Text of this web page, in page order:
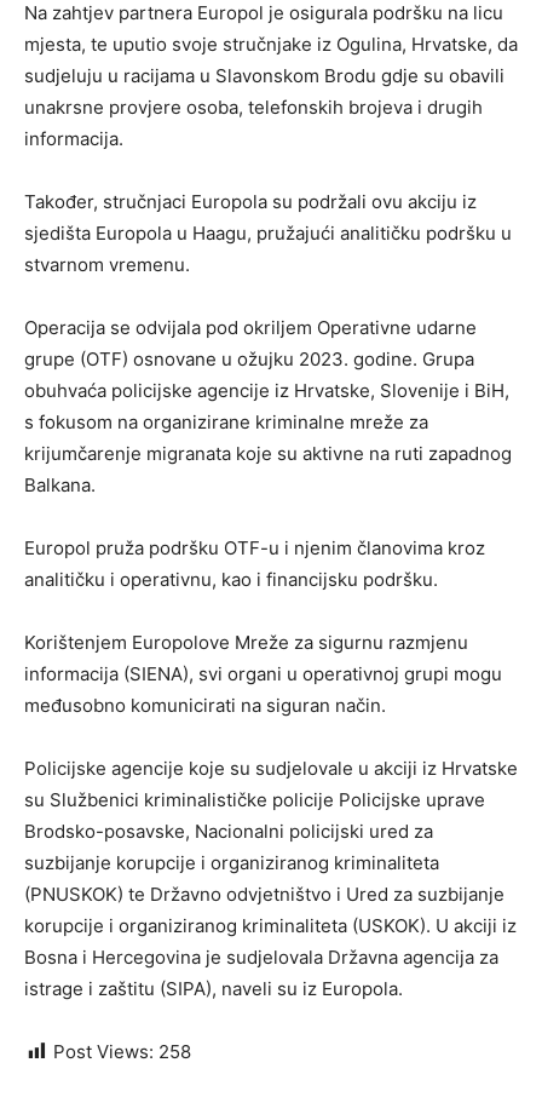
Na zahtjev partnera Europol je osigurala podršku na licu
mjesta, te uputio svoje stručnjake iz Ogulina, Hrvatske, da
sudjeluju u racijama u Slavonskom Brodu gdje su obavili
unakrsne provjere osoba, telefonskih brojeva i drugih
informacija.
Također, stručnjaci Europola su podržali ovu akciju iz
sjedišta Europola u Haagu, pružajući analitičku podršku u
stvarnom vremenu.
Operacija se odvijala pod okriljem Operativne udarne
grupe (OTF) osnovane u ožujku 2023. godine. Grupa
obuhvaća policijske agencije iz Hrvatske, Slovenije i BiH,
s fokusom na organizirane kriminalne mreže za
krijumčarenje migranata koje su aktivne na ruti zapadnog
Balkana.
Europol pruža podršku OTF-u i njenim članovima kroz
analitičku i operativnu, kao i financijsku podršku.
Korištenjem Europolove Mreže za sigurnu razmjenu
informacija (SIENA), svi organi u operativnoj grupi mogu
međusobno komunicirati na siguran način.
Policijske agencije koje su sudjelovale u akciji iz Hrvatske
su Službenici kriminalističke policije Policijske uprave
Brodsko-posavske, Nacionalni policijski ured za
suzbijanje korupcije i organiziranog kriminaliteta
(PNUSKOK) te Državno odvjetništvo i Ured za suzbijanje
korupcije i organiziranog kriminaliteta (USKOK). U akciji iz
Bosna i Hercegovina je sudjelovala Državna agencija za
istrage i zaštitu (SIPA), naveli su iz Europola.
Post Views: 258